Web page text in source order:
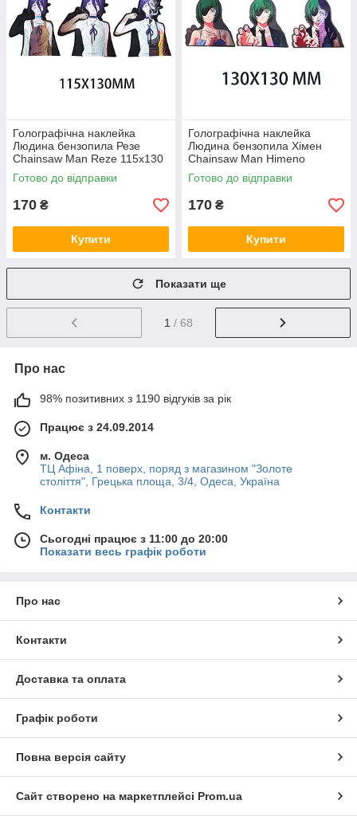
Голографічна наклейка
Людина бензопила Резе
Chainsaw Man Reze 115x130
мм
Готово до відправки
170 ₴
Купити
Голографічна наклейка
Людина бензопила Хімен
Chainsaw Man Himeno
130x130 мм
Готово до відправки
170 ₴
Купити
Показати ще
1 / 68
Про нас
98% позитивних з 1190 відгуків за рік
Працює з 24.09.2014
м. Одеса
ТЦ Афіна, 1 поверх, поряд з магазином "Золоте
століття", Грецька площа, 3/4, Одеса, Україна
Контакти
Сьогодні працює з 11:00 до 20:00
Показати весь графік роботи
Про нас
Контакти
Доставка та оплата
Графік роботи
Повна версія сайту
Сайт створено на маркетплейсі Prom.ua